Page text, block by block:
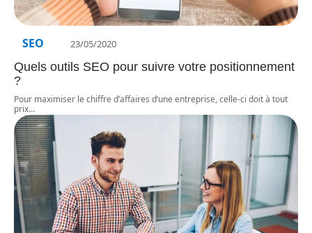
SEO 23/05/2020
Quels outils SEO pour suivre votre positionnement
?
Pour maximiser le chiffre d’affaires d’une entreprise, celle-ci doit à tout
prix…